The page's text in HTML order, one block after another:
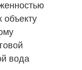
объекту
вода